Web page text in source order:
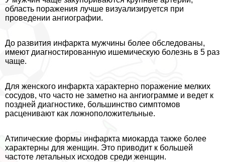
область поражения лучше визуализируется при
проведении ангиографии.
До развития инфаркта мужчины более обследованы,
имеют диагностированную ишемическую болезнь в 5 раз
чаще.
Для женского инфаркта хаpaктерно поражение мелких
сосудов, что часто не заметно на ангиограмме и ведет к
поздней диагностике, большинство симптомов
расценивают как ложноположительные.
Атипические формы инфаркта миокарда также более
хаpaктерны для женщин. Это приводит к большей
частоте летальных исходов среди женщин.